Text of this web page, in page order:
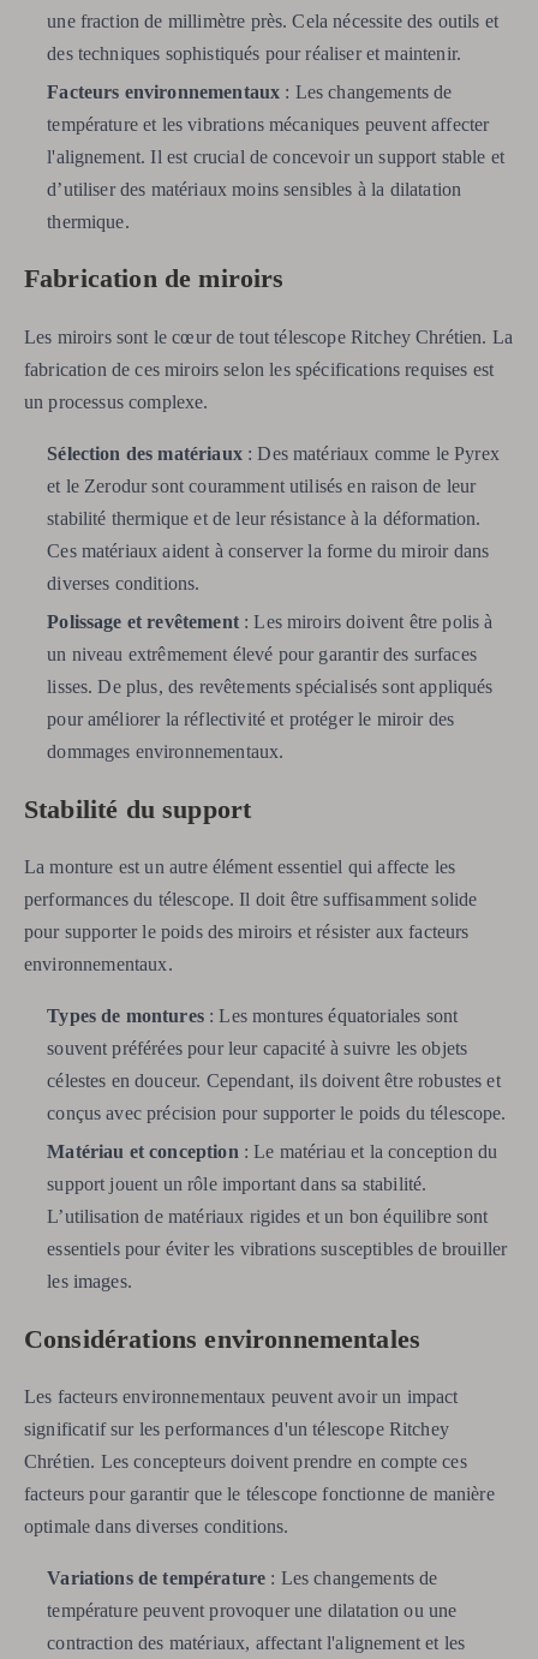
une fraction de millimètre près. Cela nécessite des outils et
des techniques sophistiqués pour réaliser et maintenir.
Facteurs environnementaux : Les changements de
température et les vibrations mécaniques peuvent affecter
l'alignement. Il est crucial de concevoir un support stable et
d’utiliser des matériaux moins sensibles à la dilatation
thermique.
Fabrication de miroirs
Les miroirs sont le cœur de tout télescope Ritchey Chrétien. La
fabrication de ces miroirs selon les spécifications requises est
un processus complexe.
Sélection des matériaux : Des matériaux comme le Pyrex
et le Zerodur sont couramment utilisés en raison de leur
stabilité thermique et de leur résistance à la déformation.
Ces matériaux aident à conserver la forme du miroir dans
diverses conditions.
Polissage et revêtement : Les miroirs doivent être polis à
un niveau extrêmement élevé pour garantir des surfaces
lisses. De plus, des revêtements spécialisés sont appliqués
pour améliorer la réflectivité et protéger le miroir des
dommages environnementaux.
Stabilité du support
La monture est un autre élément essentiel qui affecte les
performances du télescope. Il doit être suffisamment solide
pour supporter le poids des miroirs et résister aux facteurs
environnementaux.
Types de montures : Les montures équatoriales sont
souvent préférées pour leur capacité à suivre les objets
célestes en douceur. Cependant, ils doivent être robustes et
conçus avec précision pour supporter le poids du télescope.
Matériau et conception : Le matériau et la conception du
support jouent un rôle important dans sa stabilité.
L’utilisation de matériaux rigides et un bon équilibre sont
essentiels pour éviter les vibrations susceptibles de brouiller
les images.
Considérations environnementales
Les facteurs environnementaux peuvent avoir un impact
significatif sur les performances d'un télescope Ritchey
Chrétien. Les concepteurs doivent prendre en compte ces
facteurs pour garantir que le télescope fonctionne de manière
optimale dans diverses conditions.
Variations de température : Les changements de
température peuvent provoquer une dilatation ou une
contraction des matériaux, affectant l'alignement et les